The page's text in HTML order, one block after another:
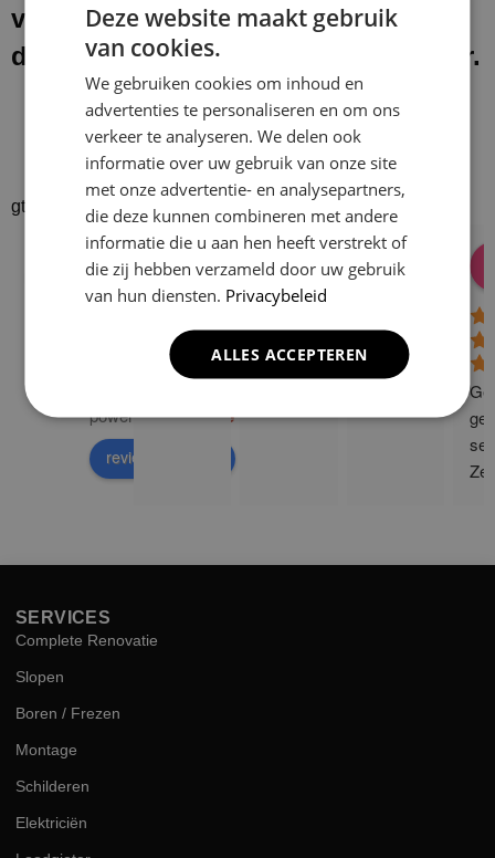
van onze werkzaamheden laten wij
de werkplek schoon en netjes achter.
gtrspvjgtroijvghtrs
Klusbedrijf CG
Company
4.9
Based on 129
powered byGoogle
review us on
Donald Vossen
08:28 17 Dec 24
Lisa Vlok
06:41 08 Oct 24 10:58 31
ge
SERVICES
Complete Renovatie
Slopen
Boren / Frezen
Montage
Schilderen
Elektriciën
Deze website maakt gebruik
van cookies.
We gebruiken cookies om inhoud en
advertenties te personaliseren en om ons
verkeer te analyseren. We delen ook
informatie over uw gebruik van onze site
met onze advertentie- en analysepartners,
die deze kunnen combineren met andere
informatie die u aan hen heeft verstrekt of
die zij hebben verzameld door uw gebruik
van hun diensten. Privacybeleid
ALLES ACCEPTEREN